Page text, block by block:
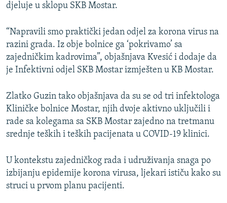
djeluje u sklopu SKB Mostar.
“Napravili smo praktički jedan odjel za korona virus na
razini grada. Iz obje bolnice ga ‘pokrivamo’ sa
zajedničkim kadrovima”, objašnjava Kvesić i dodaje da
je Infektivni odjel SKB Mostar izmješten u KB Mostar.
Zlatko Guzin tako objašnjava da su se od tri infektologa
Kliničke bolnice Mostar, njih dvoje aktivno uključili i
rade sa kolegama sa SKB Mostar zajedno na tretmanu
srednje teških i teških pacijenata u COVID-19 klinici.
U kontekstu zajedničkog rada i udruživanja snaga po
izbijanju epidemije korona virusa, ljekari ističu kako su
struci u prvom planu pacijenti.